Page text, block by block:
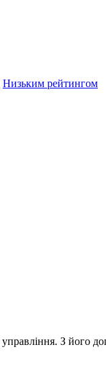
Низьким рейтингом
З його